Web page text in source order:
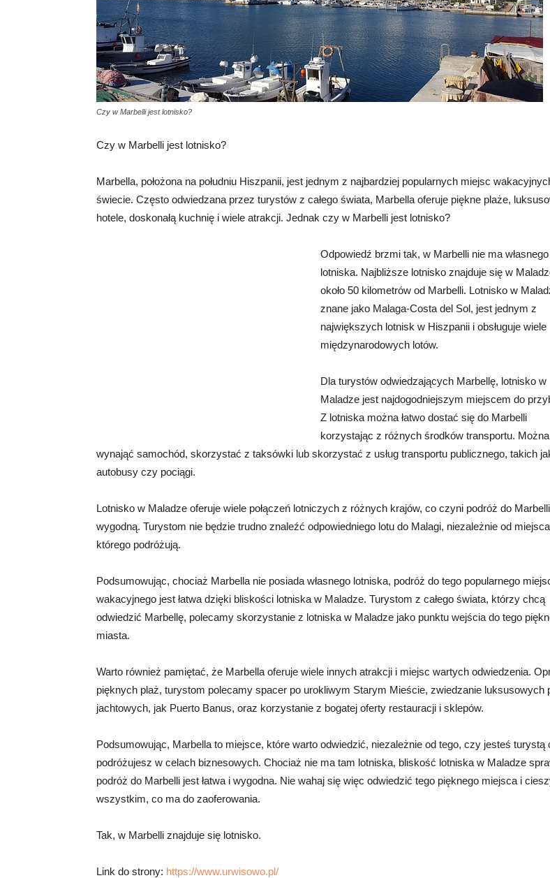
Czy w Marbelli jest lotnisko?
Czy w Marbelli jest lotnisko?
Marbella, położona na południu Hiszpanii, jest jednym z najbardziej popularnych miejsc
świecie. Często odwiedzana przez turystów z całego świata, Marbella oferuje piękne plaże,
hotele, doskonałą kuchnię i wiele atrakcji. Jednak czy w Marbelli jest lotnisko?
Odpowiedź brzmi tak, w Marbelli nie ma własnego
lotniska. Najbliższe lotnisko znajduje się w
około 50 kilometrów od Marbelli. Lotnisko w
znane jako Malaga-Costa del Sol, jest jednym z
największych lotnisk w Hiszpanii i obsługuje wiele
międzynarodowych lotów.
Dla turystów odwiedzających Marbellę, lotnisko w
Maladze jest najdogodniejszym miejscem do
Z lotniska można łatwo dostać się do Marbelli
korzystając z różnych środków transportu. Można
wynająć samochód, skorzystać z taksówki lub skorzystać z usług transportu publicznego, takich
autobusy czy pociągi.
Lotnisko w Maladze oferuje wiele połączeń lotniczych z różnych krajów, co czyni podróż do Marbelli
wygodną. Turystom nie będzie trudno znaleźć odpowiedniego lotu do Malagi, niezależnie od
którego podróżują.
Podsumowując, chociaż Marbella nie posiada własnego lotniska, podróż do tego popularnego
wakacyjnego jest łatwa dzięki bliskości lotniska w Maladze. Turystom z całego świata, którzy chcą
odwiedzić Marbellę, polecamy skorzystanie z lotniska w Maladze jako punktu wejścia do tego
miasta.
Warto również pamiętać, że Marbella oferuje wiele innych atrakcji i miejsc wartych odwiedzenia.
pięknych plaż, turystom polecamy spacer po urokliwym Starym Mieście, zwiedzanie luksusowych
jachtowych, jak Puerto Banus, oraz korzystanie z bogatej oferty restauracji i sklepów.
Podsumowując, Marbella to miejsce, które warto odwiedzić, niezależnie od tego, czy jesteś turystą
podróżujesz w celach biznesowych. Chociaż nie ma tam lotniska, bliskość lotniska w Maladze
podróż do Marbelli jest łatwa i wygodna. Nie wahaj się więc odwiedzić tego pięknego miejsca i
wszystkim, co ma do zaoferowania.
Tak, w Marbelli znajduje się lotnisko.
Link do strony: https://www.urwisowo.pl/